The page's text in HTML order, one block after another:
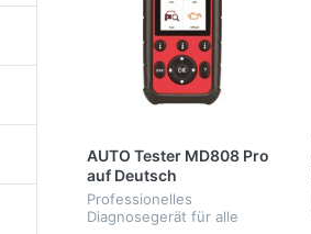
AUTO Tester MD808 Pro
auf Deutsch
Professionelles
Diagnosegerät für alle